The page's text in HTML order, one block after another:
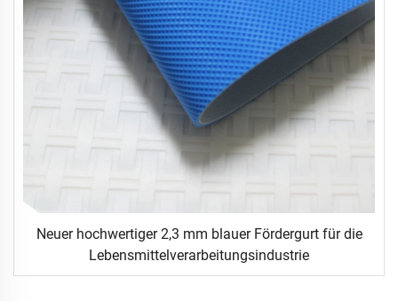
Neuer hochwertiger 2,3 mm blauer Fördergurt für die
Lebensmittelverarbeitungsindustrie